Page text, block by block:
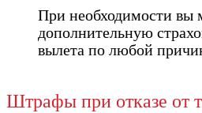
При необходимости вы
дополнительную
вылета по любой
Штрафы при отказе от